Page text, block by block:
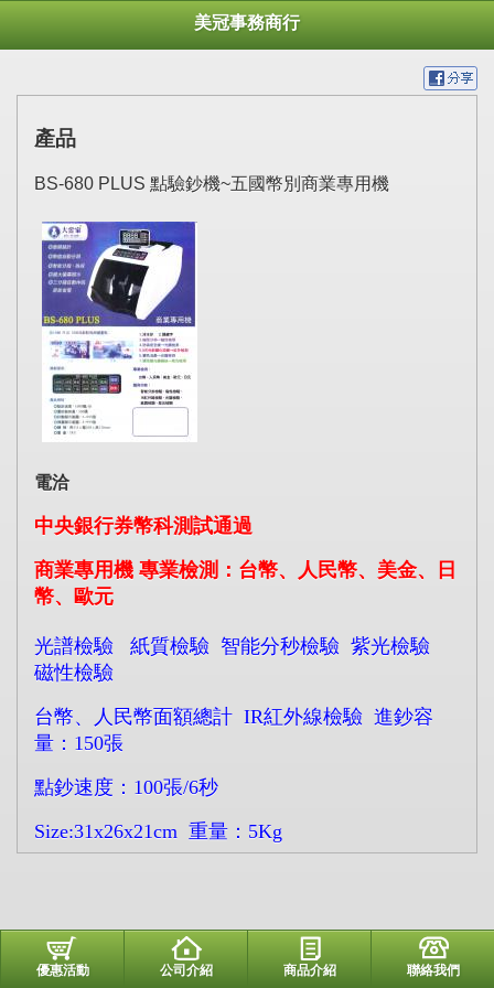
美冠事務商行
產品
BS-680 PLUS 點驗鈔機~五國幣別商業專用機
電洽
中央銀行券幣科測試通過
商業專用機 專業檢測：台幣、人民幣、美金、日
幣、歐元
光譜檢驗 紙質檢驗 智能分秒檢驗 紫光檢驗
磁性檢驗
台幣、人民幣面額總計 IR紅外線檢驗 進鈔容
量：150張
點鈔速度：100張/6秒
Size:31x26x21cm 重量：5Kg
優惠活動 公司介紹 商品介紹 聯絡我們